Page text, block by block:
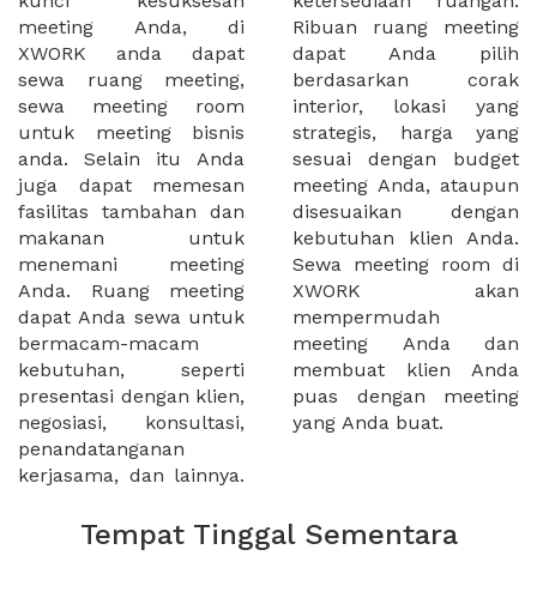
meeting Anda, di
XWORK anda dapat
sewa ruang meeting,
sewa meeting room
untuk meeting bisnis
anda. Selain itu Anda
juga dapat memesan
fasilitas tambahan dan
makanan untuk
menemani meeting
Anda. Ruang meeting
dapat Anda sewa untuk
bermacam-macam
kebutuhan, seperti
presentasi dengan klien,
negosiasi, konsultasi,
penandatanganan
kerjasama, dan lainnya.
Ribuan ruang meeting
dapat Anda pilih
berdasarkan corak
interior, lokasi yang
strategis, harga yang
sesuai dengan budget
meeting Anda, ataupun
disesuaikan dengan
kebutuhan klien Anda.
Sewa meeting room di
XWORK akan
mempermudah
meeting Anda dan
membuat klien Anda
puas dengan meeting
yang Anda buat.
Tempat Tinggal Sementara